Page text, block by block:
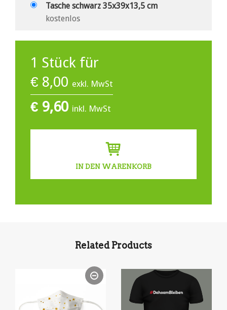
Tasche schwarz 35x39x13,5 cm
kostenlos
1 Stück für
€ 8,00 exkl. MwSt
€ 9,60 inkl. MwSt
IN DEN WARENKORB
Related Products